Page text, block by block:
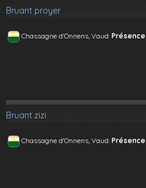
Bruant proyer
Chassagne d'Onnens, Vaud: Présence
Bruant zizi
Chassagne d'Onnens, Vaud: Présence